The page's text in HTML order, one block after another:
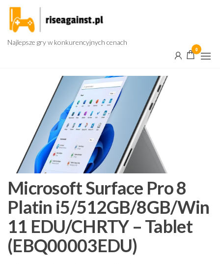
Przejdź
treści
Najlepsze gry w konkurencyjnych cenach
0
Microsoft Surface Pro 8
Platin i5/512GB/8GB/Win
11 EDU/CHRTY – Tablet
(EBQ00003EDU)